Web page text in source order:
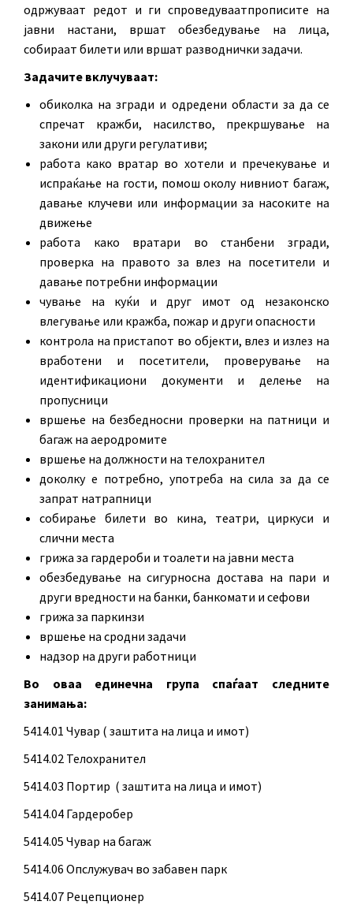
одржуваат редот и ги спроведуваатпрописите на
јавни настани, вршат обезбедување на лица,
собираат билети или вршат разводнички задачи.
Задачите вклучуваат:
обиколка на згради и одредени области за да се
спречат кражби, насилство, прекршување на
закони или други регулативи;
работа како вратар во хотели и пречекување и
испраќање на гости, помош околу нивниот багаж,
давање клучеви или информации за насоките на
движење
работа како вратари во станбени згради,
проверка на правото за влез на посетители и
давање потребни информации
чување на куќи и друг имот од незаконско
влегување или кражба, пожар и други опасности
контрола на пристапот во објекти, влез и излез на
вработени и посетители, проверување на
идентификациони документи и делење на
пропусници
вршење на безбедносни проверки на патници и
багаж на аеродромите
вршење на должности на телохранител
доколку е потребно, употреба на сила за да се
запрат натрапници
собирање билети во кина, театри, циркуси и
слични места
грижа за гардероби и тоалети на јавни места
обезбедување на сигурносна достава на пари и
други вредности на банки, банкомати и сефови
грижа за паркинзи
вршење на сродни задачи
надзор на други работници
Во оваа единечна група спаѓаат следните
занимања:
5414.01 Чувар ( заштита на лица и имот)
5414.02 Телохранител
5414.03 Портир ( заштита на лица и имот)
5414.04 Гардеробер
5414.05 Чувар на багаж
5414.06 Опслужувач во забавен парк
5414.07 Рецепционер